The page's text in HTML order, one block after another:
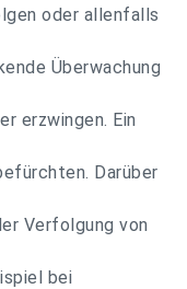
oder allenfalls
Überwachung
erzwingen. Ein
Darüber
Verfolgung von
bei